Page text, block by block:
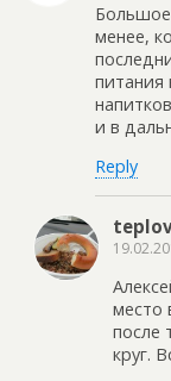
Большое
менее,
и в
Reply
место
после
круг.